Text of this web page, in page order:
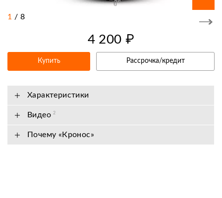
1 / 8
4 200 ₽
Купить Рассрочка/кредит
Характеристики
Видео2
Почему «Кронос»